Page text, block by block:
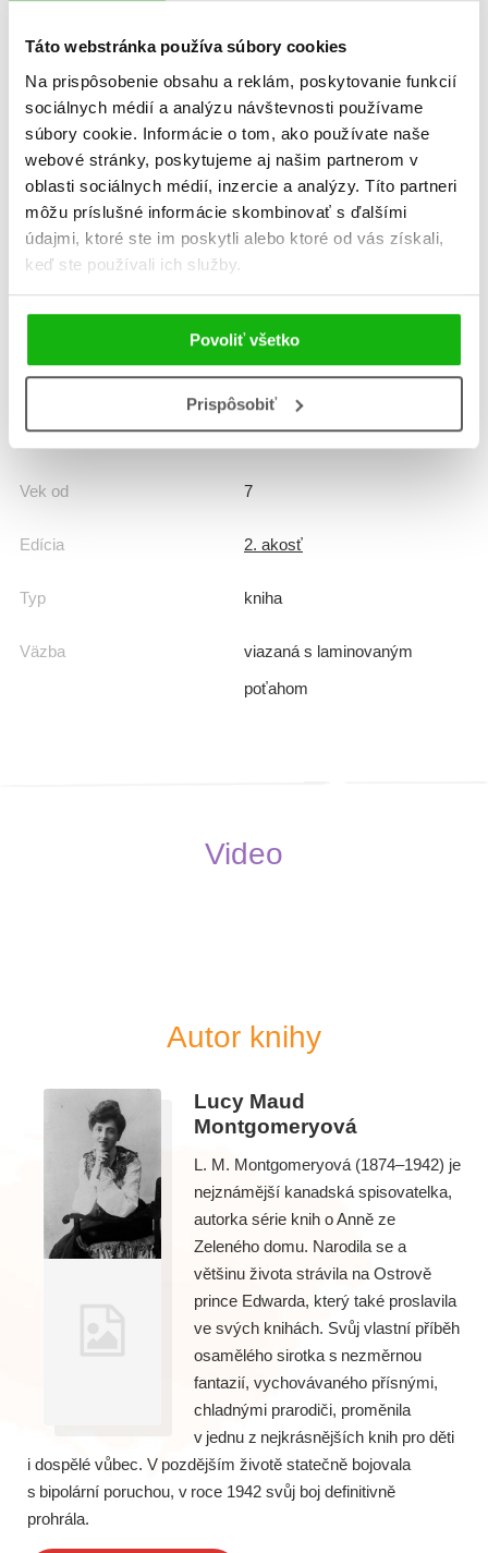
Táto webstránka používa súbory cookies
Na prispôsobenie obsahu a reklám, poskytovanie funkcií
sociálnych médií a analýzu návštevnosti používame
súbory cookie. Informácie o tom, ako používate naše
webové stránky, poskytujeme aj našim partnerom v
oblasti sociálnych médií, inzercie a analýzy. Títo partneri
môžu príslušné informácie skombinovať s ďalšími
údajmi, ktoré ste im poskytli alebo ktoré od vás získali,
keď ste používali ich služby.
Povoliť všetko
Prispôsobiť
K stiahnutiu Ukážka.pdf
Dátum vydania 27.2.2026
Formát 190x220 mm
Hmotnosť 0,476 kg
Detská klasika
Prekladateľ Katarína Harvanová
EAN 5000000000523
Vek od 7
Edícia 2. akosť
Typ kniha
Väzba
viazaná s laminovaným
poťahom
Video
Autor knihy
Lucy Maud
Montgomeryová
L. M. Montgomeryová (1874–1942) je
nejznámější kanadská spisovatelka,
autorka série knih o Anně ze
Zeleného domu. Narodila se a
většinu života strávila na Ostrově
prince Edwarda, který také proslavila
ve svých knihách. Svůj vlastní příběh
osamělého sirotka s nezměrnou
fantazií, vychovávaného přísnými,
chladnými prarodiči, proměnila
v jednu z nejkrásnějších knih pro děti
i dospělé vůbec. V pozdějším životě statečně bojovala
s bipolární poruchou, v roce 1942 svůj boj definitivně
prohrála.